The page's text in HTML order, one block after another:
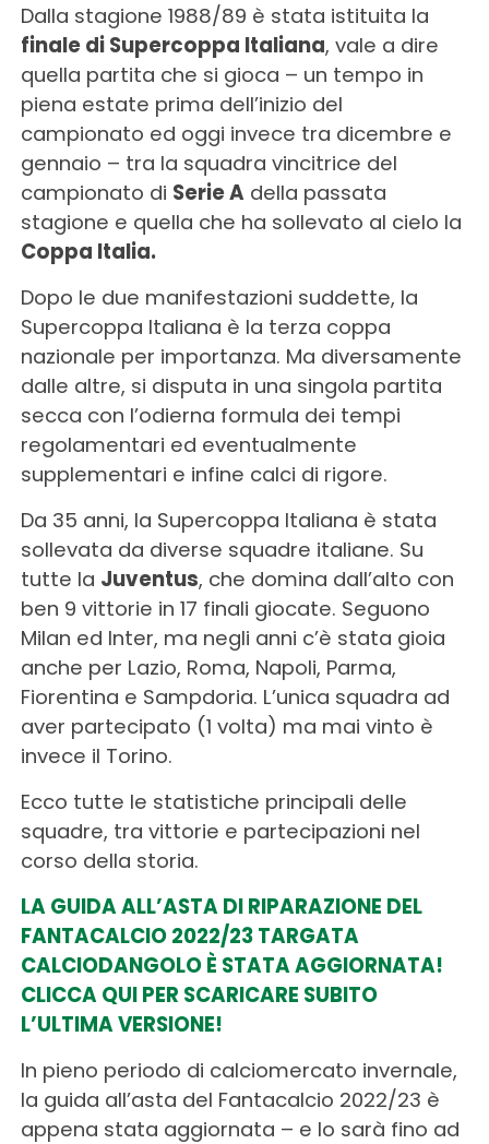
Dalla stagione 1988/89 è stata istituita la
finale di Supercoppa Italiana, vale a dire
quella partita che si gioca – un tempo in
piena estate prima dell’inizio del
campionato ed oggi invece tra dicembre e
gennaio – tra la squadra vincitrice del
campionato di Serie A della passata
stagione e quella che ha sollevato al cielo la
Coppa Italia.
Dopo le due manifestazioni suddette, la
Supercoppa Italiana è la terza coppa
nazionale per importanza. Ma diversamente
dalle altre, si disputa in una singola partita
secca con l’odierna formula dei tempi
regolamentari ed eventualmente
supplementari e infine calci di rigore.
Da 35 anni, la Supercoppa Italiana è stata
sollevata da diverse squadre italiane. Su
tutte la Juventus, che domina dall’alto con
ben 9 vittorie in 17 finali giocate. Seguono
Milan ed Inter, ma negli anni c’è stata gioia
anche per Lazio, Roma, Napoli, Parma,
Fiorentina e Sampdoria. L’unica squadra ad
aver partecipato (1 volta) ma mai vinto è
invece il Torino.
Ecco tutte le statistiche principali delle
squadre, tra vittorie e partecipazioni nel
corso della storia.
LA GUIDA ALL’ASTA DI RIPARAZIONE DEL
FANTACALCIO 2022/23 TARGATA
CALCIODANGOLO È STATA AGGIORNATA!
CLICCA QUI PER SCARICARE SUBITO
L’ULTIMA VERSIONE!
In pieno periodo di calciomercato invernale,
la guida all’asta del Fantacalcio 2022/23 è
appena stata aggiornata – e lo sarà fino ad